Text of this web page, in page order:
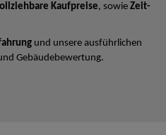
Kaufpreise, sowie Zeit-
und unsere ausführlichen
Gebäudebewertung.